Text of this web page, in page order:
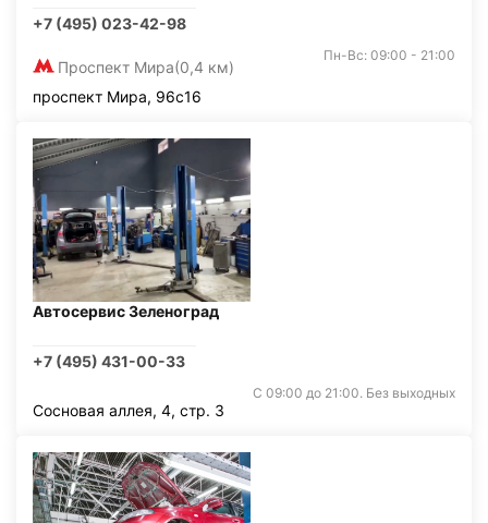
+7 (495) 023-42-98
Проспект Мира(0,4 км)
Пн-Вс: 09:00 - 21:00
проспект Мира, 96с16
Автосервис Зеленоград
+7 (495) 431-00-33
С 09:00 до 21:00. Без выходных
Сосновая аллея, 4, стр. 3